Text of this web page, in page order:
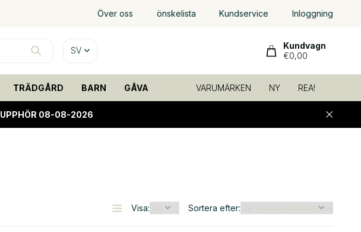
Över oss önskelista Kundservice Inloggning
SV
Kundvagn
€0,00
TRÄDGÅRD BARN GÅVA VARUMÄRKEN NY REA!
UPPHÖR 08-08-2026
Visa: Sortera efter: